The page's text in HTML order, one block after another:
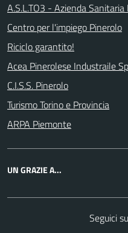
A.S.L.TO3 - Azienda
Centro per l'impiego Pinerolo
Riciclo garantito!
Acea Pinerolese Industraile
C.I.S.S. Pinerolo
Turismo Torino e Provincia
ARPA Piemonte
UN GRAZIE A...
Seguici su